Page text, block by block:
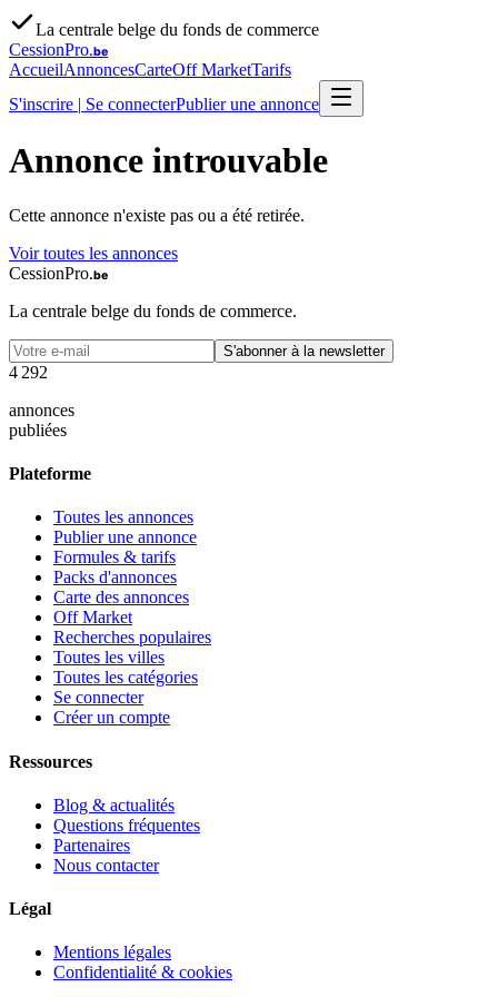
La centrale belge du fonds de commerce
CessionPro.be
AccueilAnnoncesCarteOff MarketTarifs
S'inscrire | Se connecterPublier une annonce
Annonce introuvable
Cette annonce n'existe pas ou a été retirée.
Voir toutes les annonces
CessionPro.be
La centrale belge du fonds de commerce.
S'abonner à la newsletter
4 292
annonces
publiées
Plateforme
Toutes les annonces
Publier une annonce
Formules & tarifs
Packs d'annonces
Carte des annonces
Off Market
Recherches populaires
Toutes les villes
Toutes les catégories
Se connecter
Créer un compte
Ressources
Blog & actualités
Questions fréquentes
Partenaires
Nous contacter
Légal
Mentions légales
Confidentialité & cookies